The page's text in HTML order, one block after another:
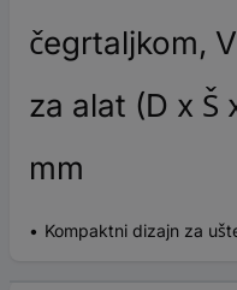
čegrtaljkom,
za alat (D x Š
mm
Kompaktni dizajn za